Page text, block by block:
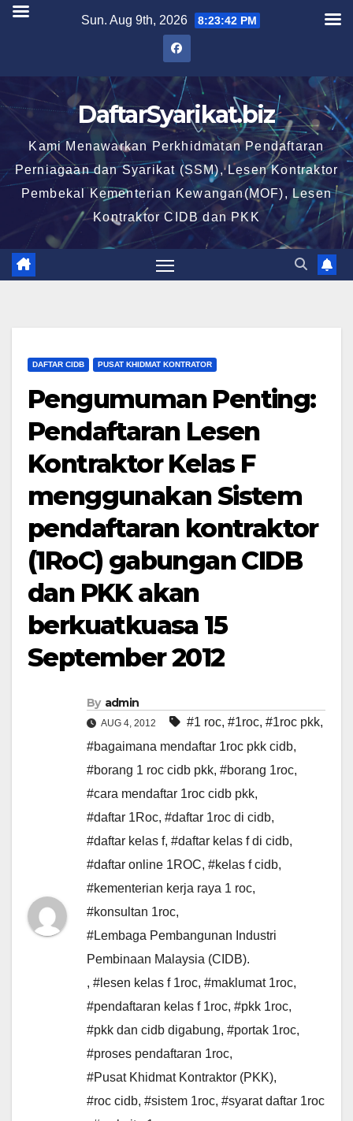
Skip
Sun. Aug 9th, 2026 8:23:42 PM
DaftarSyarikat.biz
Kami Menawarkan Perkhidmatan Pendaftaran
Perniagaan dan Syarikat (SSM), Lesen Kontraktor
Pembekal Kementerian Kewangan(MOF), Lesen
Kontraktor CIDB dan PKK
DAFTAR CIDB PUSAT KHIDMAT KONTRATOR
Pengumuman Penting:
Pendaftaran Lesen
Kontraktor Kelas F
menggunakan Sistem
pendaftaran kontraktor
(1RoC) gabungan CIDB
dan PKK akan
berkuatkuasa 15
September 2012
By admin
AUG 4, 2012 #1 roc, #1roc, #1roc pkk,
#bagaimana mendaftar 1roc pkk cidb,
#borang 1 roc cidb pkk, #borang 1roc,
#cara mendaftar 1roc cidb pkk,
#daftar 1Roc, #daftar 1roc di cidb,
#daftar kelas f, #daftar kelas f di cidb,
#daftar online 1ROC, #kelas f cidb,
#kementerian kerja raya 1 roc,
#konsultan 1roc,
#Lembaga Pembangunan Industri
Pembinaan Malaysia (CIDB).
, #lesen kelas f 1roc, #maklumat 1roc,
#pendaftaran kelas f 1roc, #pkk 1roc,
#pkk dan cidb digabung, #portak 1roc,
#proses pendaftaran 1roc,
#Pusat Khidmat Kontraktor (PKK),
#roc cidb, #sistem 1roc, #syarat daftar 1roc